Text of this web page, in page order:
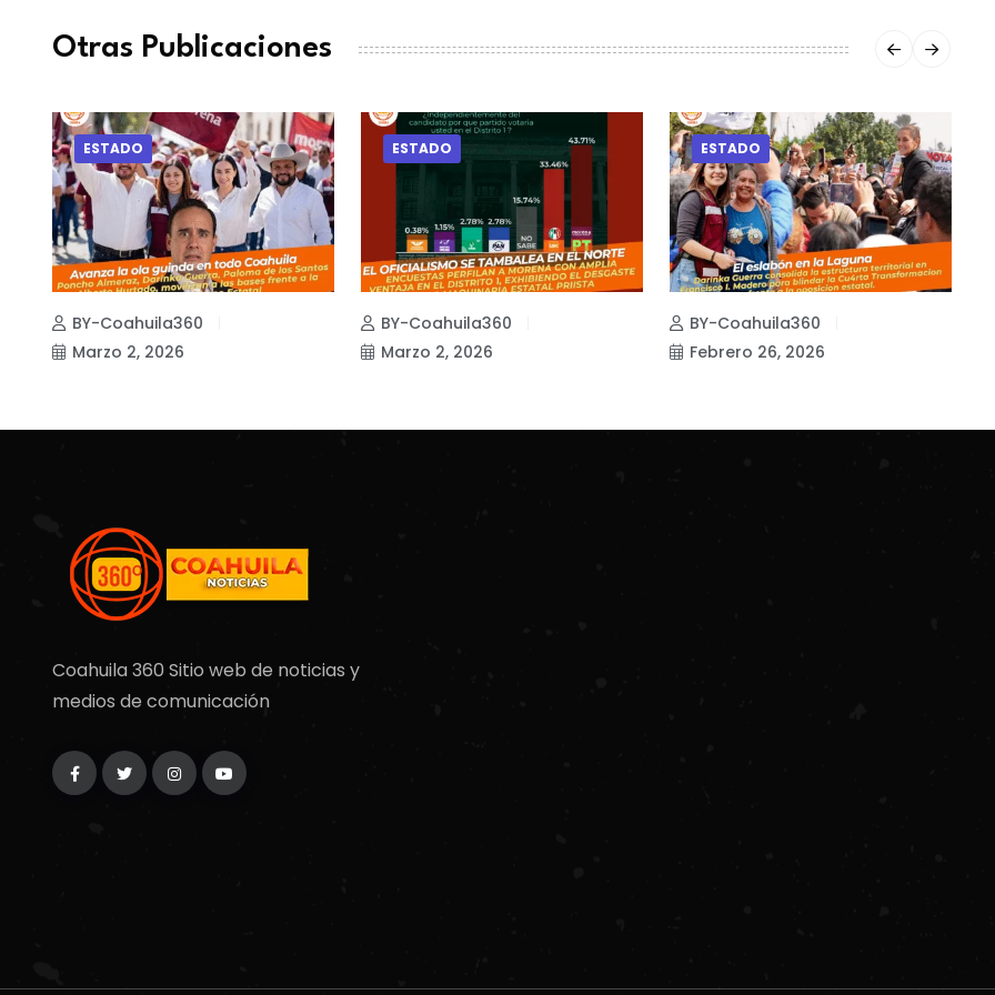
Otras Publicaciones
ESTADO
BY-Coahuila360
Marzo 2, 2026
ESTADO
BY-Coahuila360
Marzo 2, 2026
ESTADO
BY-Coahuila360
Febrero 26, 2026
Coahuila 360 Sitio web de noticias y
medios de comunicación